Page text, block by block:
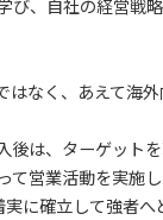
び、自社の経営戦
はなく、あえて海
後は、ターゲット
て営業活動を実施
に確立して強者へ